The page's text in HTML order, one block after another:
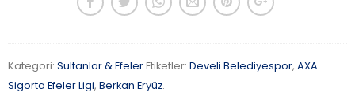
Kategori: Sultanlar & EfelerEtiketler: Develi Belediyespor, AXA
Sigorta Efeler Ligi, Berkan Eryüz.